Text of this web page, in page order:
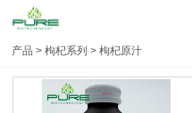
产品 >枸杞系列 >枸杞原汁